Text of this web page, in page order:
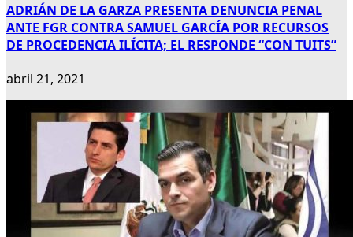
ADRIÁN DE LA GARZA PRESENTA DENUNCIA PENAL
ANTE FGR CONTRA SAMUEL GARCÍA POR RECURSOS
DE PROCEDENCIA ILÍCITA; EL RESPONDE “CON TUITS”
abril 21, 2021